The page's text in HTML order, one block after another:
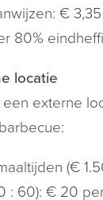
€
80%
locatie
externe
(€
: 60): € 20